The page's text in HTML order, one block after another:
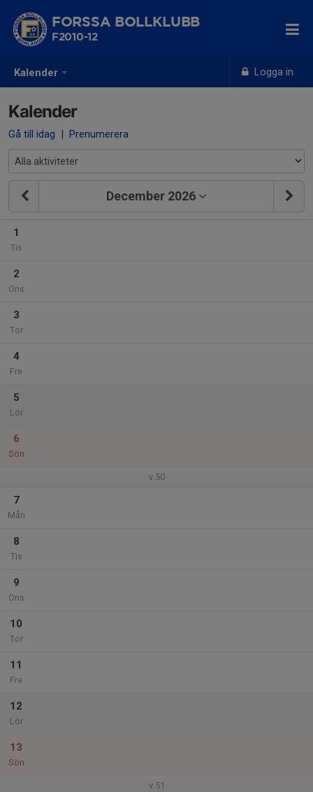
Kalender Logga in
FORSSA BOLLKLUBB
F2010-12
Kalender
Gå till idag | Prenumerera
December 2026
1
Tis
2
Ons
3
Tor
4
Fre
5
Lör
6
Sön
v.50
7
Mån
8
Tis
9
Ons
10
Tor
11
Fre
12
Lör
13
Sön
v.51